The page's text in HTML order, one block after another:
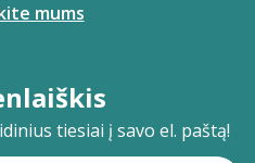
mums
tiesiai į savo el. paštą!